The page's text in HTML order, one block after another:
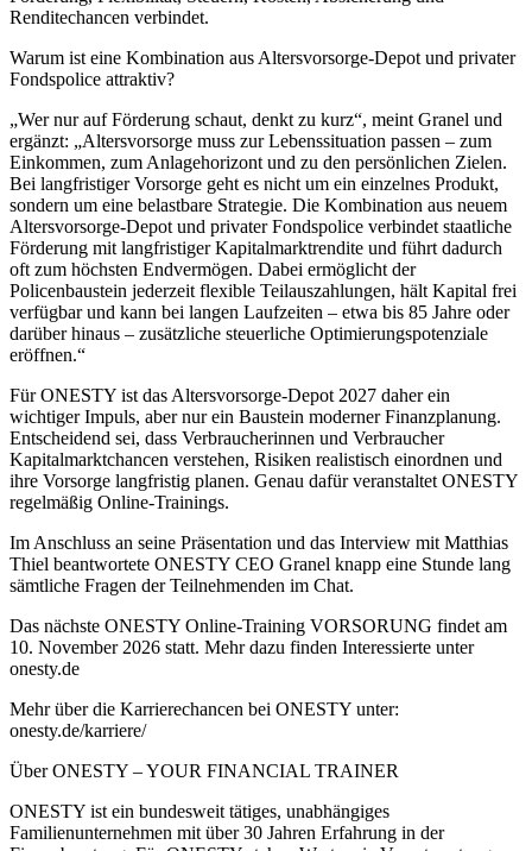
Renditechancen verbindet.
Warum ist eine Kombination aus Altersvorsorge-Depot und privater
Fondspolice attraktiv?
„Wer nur auf Förderung schaut, denkt zu kurz“, meint Granel und
ergänzt: „Altersvorsorge muss zur Lebenssituation passen – zum
Einkommen, zum Anlagehorizont und zu den persönlichen Zielen.
Bei langfristiger Vorsorge geht es nicht um ein einzelnes Produkt,
sondern um eine belastbare Strategie. Die Kombination aus neuem
Altersvorsorge-Depot und privater Fondspolice verbindet staatliche
Förderung mit langfristiger Kapitalmarktrendite und führt dadurch
oft zum höchsten Endvermögen. Dabei ermöglicht der
Policenbaustein jederzeit flexible Teilauszahlungen, hält Kapital frei
verfügbar und kann bei langen Laufzeiten – etwa bis 85 Jahre oder
darüber hinaus – zusätzliche steuerliche Optimierungspotenziale
eröffnen.“
Für ONESTY ist das Altersvorsorge-Depot 2027 daher ein
wichtiger Impuls, aber nur ein Baustein moderner Finanzplanung.
Entscheidend sei, dass Verbraucherinnen und Verbraucher
Kapitalmarktchancen verstehen, Risiken realistisch einordnen und
ihre Vorsorge langfristig planen. Genau dafür veranstaltet ONESTY
regelmäßig Online-Trainings.
Im Anschluss an seine Präsentation und das Interview mit Matthias
Thiel beantwortete ONESTY CEO Granel knapp eine Stunde lang
sämtliche Fragen der Teilnehmenden im Chat.
Das nächste ONESTY Online-Training VORSORUNG findet am
10. November 2026 statt. Mehr dazu finden Interessierte unter
onesty.de
Mehr über die Karrierechancen bei ONESTY unter:
onesty.de/karriere/
Über ONESTY – YOUR FINANCIAL TRAINER
ONESTY ist ein bundesweit tätiges, unabhängiges
Familienunternehmen mit über 30 Jahren Erfahrung in der